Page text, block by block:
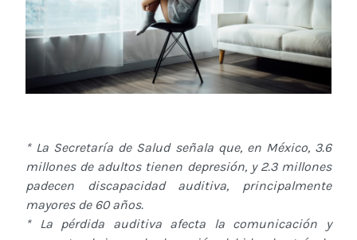
* La Secretaría de Salud señala que, en México, 3.6
millones de adultos tienen depresión, y 2.3 millones
padecen discapacidad auditiva, principalmente
mayores de 60 años.
* La pérdida auditiva afecta la comunicación y